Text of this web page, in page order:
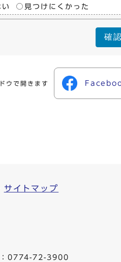
見つけにくかった
確認
ウで開きます
サイトマップ
：0774-72-3900